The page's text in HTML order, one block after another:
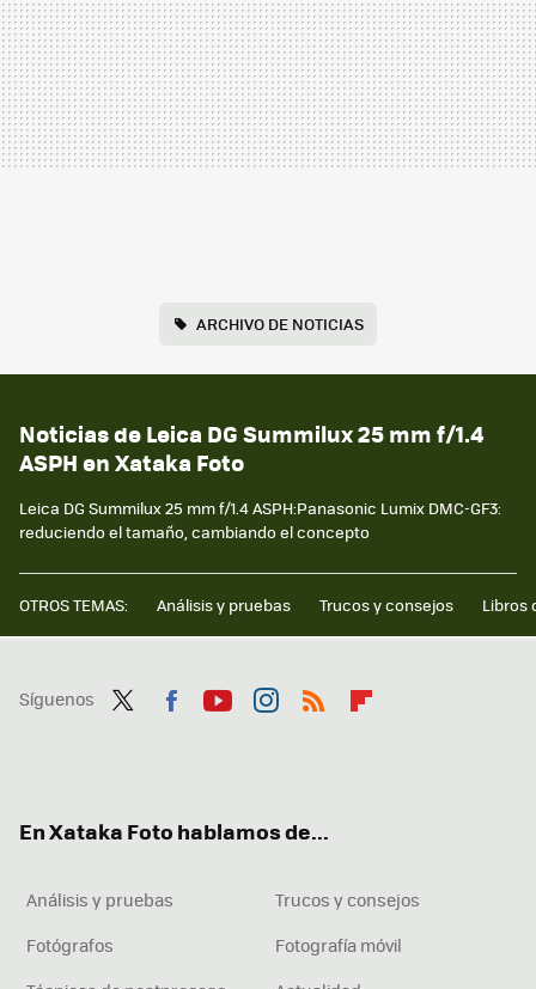
ARCHIVO DE NOTICIAS
Noticias de Leica DG Summilux 25 mm f/1.4
ASPH en Xataka Foto
Leica DG Summilux 25 mm f/1.4 ASPH:Panasonic Lumix DMC-GF3:
reduciendo el tamaño, cambiando el concepto
OTROS TEMAS: Análisis y pruebas Trucos y consejos Libros
Síguenos
En Xataka Foto hablamos de...
Análisis y pruebas
Trucos y consejos
Fotógrafos
Fotografía móvil